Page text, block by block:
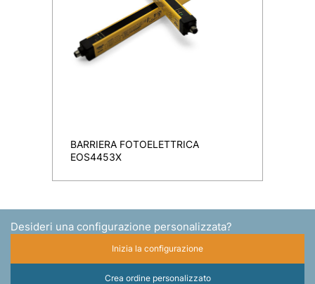
BARRIERA FOTOELETTRICA
EOS4453X
Desideri una configurazione personalizzata?
Inizia la configurazione
Crea ordine personalizzato